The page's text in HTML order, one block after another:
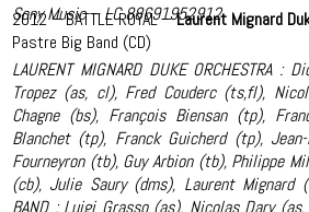
Sony Music – LC 88691952912
2012 – BATTLE ROYAL –Laurent Mignard
Pastre Big Band (CD)
LAURENT MIGNARD DUKE ORCHESTRA :
Tropez (as, cl), Fred Couderc (ts,fl),
Chagne (bs), François Biensan (tp),
Blanchet (tp), Franck Guicherd (tp),
Fourneyron (tb), Guy Arbion (tb), Philippe
(cb), Julie Saury (dms), Laurent Mignard
BAND : Luigi Grasso (as), Nicolas Dary